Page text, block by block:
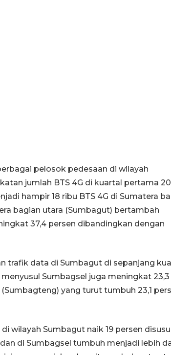
pelosok pedesaan di wilayah
jumlah BTS 4G di kuartal pertama
hampir 18 ribu BTS 4G di Sumatera
bagian utara (Sumbagut) bertambah
37,4 persen dibandingkan dengan
trafik data di Sumbagut di sepanjang
Sumbagsel juga meningkat 23,3
yang turut tumbuh 23,1
wilayah Sumbagut naik 19 persen
di Sumbagsel tumbuh menjadi lebih